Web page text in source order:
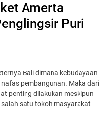
Amerta
Puri
Bali dimana kebudayaan
pembangunan. Maka dari
penting dilakukan meskipun
satu tokoh masyarakat